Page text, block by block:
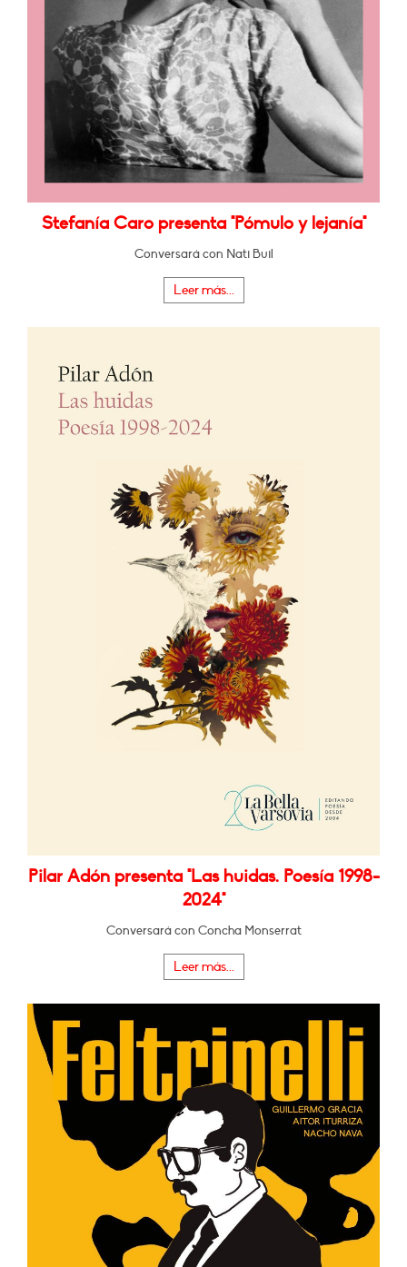
Stefanía Caro presenta "Pómulo y lejanía"
Conversará con Nati Buil
Leer más...
Pilar Adón presenta "Las huidas. Poesía 1998-
2024"
Conversará con Concha Monserrat
Leer más...